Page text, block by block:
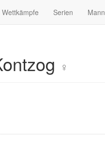
Wettkämpfe Serien
♀